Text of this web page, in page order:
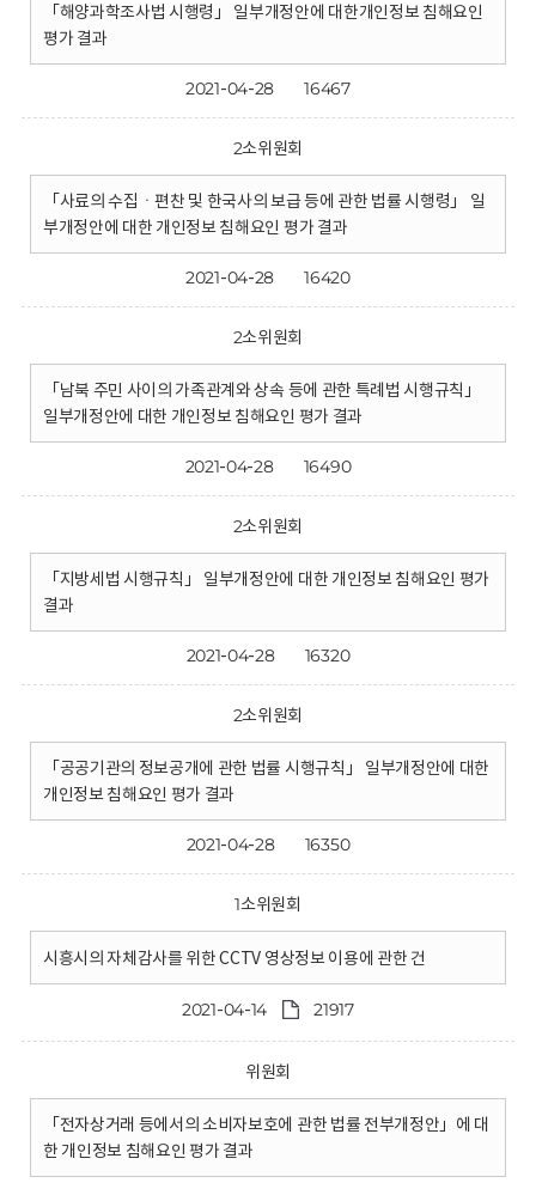
「해양과학조사법 시행령」 일부개정안에 대한개인정보 침해요인
평가 결과
2021-04-28 16467
2소위원회
「사료의 수집ㆍ편찬 및 한국사의 보급 등에 관한 법률 시행령」 일
부개정안에 대한 개인정보 침해요인 평가 결과
2021-04-28 16420
2소위원회
「남북 주민 사이의 가족관계와 상속 등에 관한 특례법 시행규칙」
일부개정안에 대한 개인정보 침해요인 평가 결과
2021-04-28 16490
2소위원회
「지방세법 시행규칙」 일부개정안에 대한 개인정보 침해요인 평가
결과
2021-04-28 16320
2소위원회
「공공기관의 정보공개에 관한 법률 시행규칙」 일부개정안에 대한
개인정보 침해요인 평가 결과
2021-04-28 16350
1소위원회
시흥시의 자체감사를 위한 CCTV 영상정보 이용에 관한 건
2021-04-14 21917
위원회
「전자상거래 등에서의 소비자보호에 관한 법률 전부개정안」에 대
한 개인정보 침해요인 평가 결과